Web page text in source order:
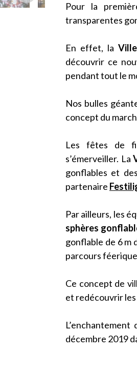
Pour la
transparentes
En effet, la
découvrir ce
pendant tout le
Nos bulles
concept du
Les fêtes de
s’émerveiller. La
gonflables et
partenaire
Par ailleurs, les
sphères
gonflable de 6 m
parcours
Ce concept de
et redécouvrir
décembre 2019